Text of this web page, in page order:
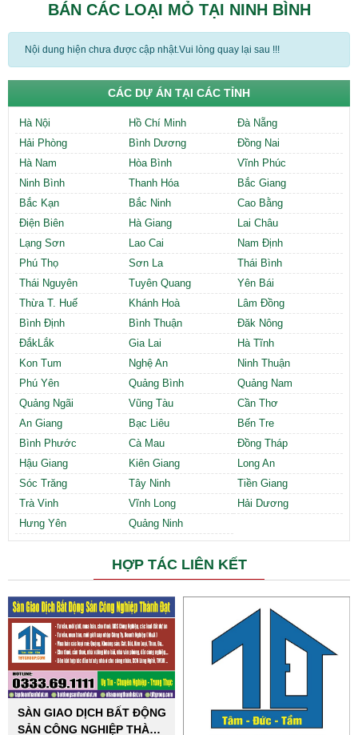
Cần thuê MBKD tại Phường Hà Đông
Cần thuê MBKD tại Phường Hoàng Mai
Cần thuê MBKD tại Phường Ô Chợ Dừa
Cần thuê MBKD tại Phường Yên Hòa
Cần thuê MBKD tại Phường Nghĩa Độ
Cần thuê MBKD tại Phường Phương Liệt
Cần thuê MBKD tại Phường Khương Đình
Cần thuê MBKD tại Phường Yên Sở
Cần thuê MBKD tại Phường Hoàng Liệt
Cần thuê MBKD tại Phường Định Công
Cần thuê MBKD tại Phường Tương Mai
Cần thuê MBKD tại Phường Vĩnh Hưng
Cần thuê MBKD tại Phường Lĩnh Nam
Cần thuê MBKD tại Phường Hồng Hà
Cần thuê MBKD tại Phường Láng
Cần thuê MBKD tại Phường Văn Miếu
Cần thuê MBKD tại Phường Kim Liên
Cần thuê MBKD tại Phường Bạch Mai
Cần thuê MBKD tại Phường Vĩnh Tuy
BÁN CÁC LOẠI MỎ TẠI NINH BÌNH
Nội dung hiện chưa được cập nhật.Vui lòng quay lại sau !!!
CÁC DỰ ÁN TẠI CÁC TỈNH
Hà Nội Hồ Chí Minh
Đà Nẵng
Hải Phòng
Bình Dương
Đồng Nai
Hà Nam
Hòa Bình
Vĩnh Phúc
Ninh Bình
Thanh Hóa
Bắc Giang
Bắc Kạn
Bắc Ninh
Cao Bằng
Điện Biên
Hà Giang
Lai Châu
Lạng Sơn
Lao Cai
Nam Định
Phú Thọ
Sơn La
Thái Bình
Thái Nguyên
Tuyên Quang
Yên Bái
Thừa T. Huế
Khánh Hoà
Lâm Đồng
Bình Định
Bình Thuận
Đăk Nông
ĐắkLắk
Gia Lai
Hà Tĩnh
Kon Tum
Nghệ An
Ninh Thuận
Phú Yên
Quảng Bình
Quảng Nam
Quảng Ngãi
Vũng Tàu
Cần Thơ
An Giang
Bạc Liêu
Bến Tre
Bình Phước
Cà Mau
Đồng Tháp
Hậu Giang
Kiên Giang
Long An
Sóc Trăng
Tây Ninh
Tiền Giang
Trà Vinh
Vĩnh Long
Hải Dương
Hưng Yên
Quảng Ninh
HỢP TÁC LIÊN KẾT
SÀN GIAO DỊCH BẤT ĐỘNG
SẢN CÔNG NGHIỆP THÀNH